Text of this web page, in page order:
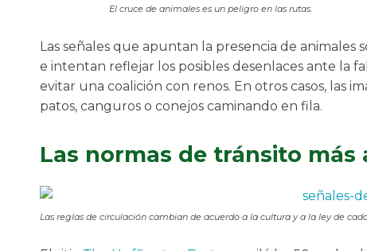
El cruce de animales es un peligro en las rutas.
Las señales que apuntan la presencia de animales
e intentan reflejar los posibles desenlaces ante la
evitar una coalición con renos. En otros casos, las
patos, canguros o conejos caminando en fila.
Las normas de tránsito más
Las reglas de circulación cambian de acuerdo a la cultura y a la ley de